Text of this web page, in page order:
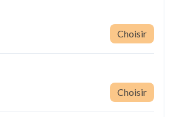
Choisir
Choisir